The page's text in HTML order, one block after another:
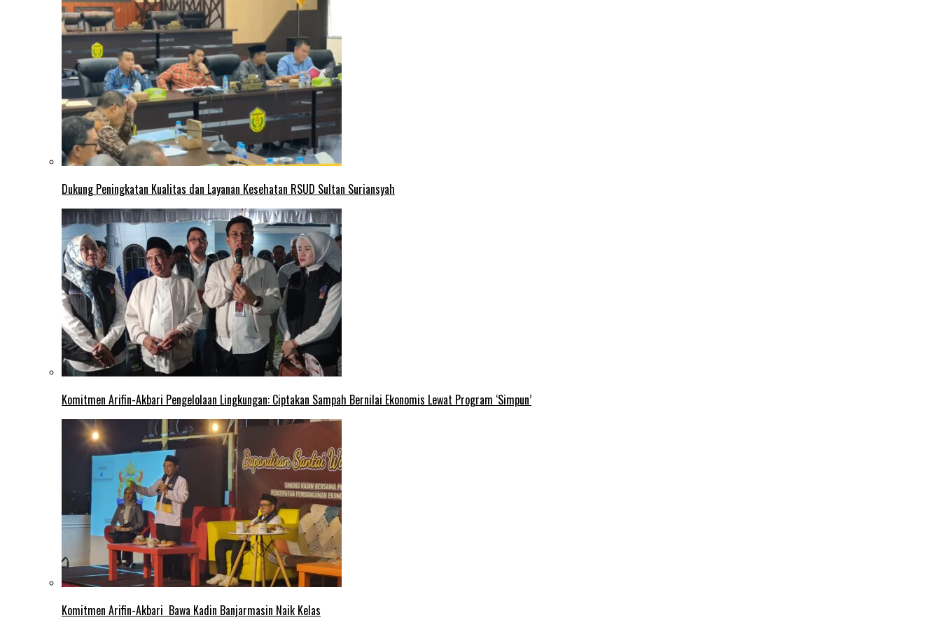
Dukung Peningkatan Kualitas dan Layanan Kesehatan RSUD Sultan Suriansyah
Komitmen Arifin-Akbari Pengelolaan Lingkungan: Ciptakan Sampah Bernilai Ekonomis Lewat Program ‘Simpun’
Komitmen Arifin-Akbari Bawa Kadin Banjarmasin Naik Kelas